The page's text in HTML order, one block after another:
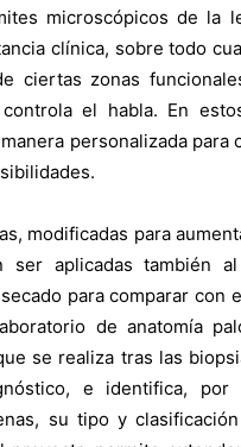
microscópicos de la
clínica, sobre todo
ciertas zonas
el habla. En
personalizada para
modificadas para
ser aplicadas también
para comparar con
de anatomía
se realiza tras las
e identifica, por
su tipo y